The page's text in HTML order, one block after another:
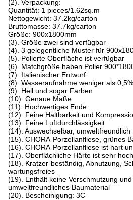
(2). Verpackung:
Quantität: 1 pieces/1.62sq.m
Nettogewicht: 37.2kg/carton
Bruttomasse: 37.7kg/carton
Größe: 900x1800mm
(3). Größe zwei sind verfügbar
(4). 3 gelegentliche Muster für
(5). Polierte Oberfläche ist verfügbar
(6). Matchgröße haben Polier
(7). Italienischer Entwurf
(8). Wasseraufnahme weniger als 0,5%
(9). Hell und sogar Farben
(10). Genaue Maße
(11). Hochwertiges Ende
(12). Feine Haltbarkeit und
(13). Feine Luftdurchlässigkeit
(14). Auswechselbar, umweltfreundlich
(15). CHORA-Porzellanfliese, grünes
(16). CHORA-Porzellanfliese ist hart
(17). Oberflächliche Härte ist sehr
(18). Kratzer-beständig, Abnutzung,
wartungsfreies
(19). Enthält keine Verschmutzung
umweltfreundliches Baumaterial
(20). Bescheinigung: 3C